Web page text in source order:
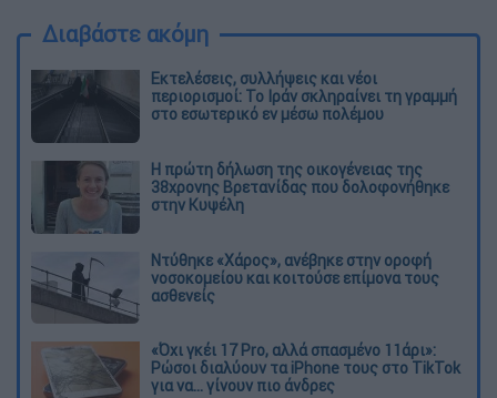
Διαβάστε ακόμη
Εκτελέσεις, συλλήψεις και νέοι
περιορισμοί: Το Ιράν σκληραίνει τη γραμμή
στο εσωτερικό εν μέσω πολέμου
Η πρώτη δήλωση της οικογένειας της
38χρονης Βρετανίδας που δολοφονήθηκε
στην Κυψέλη
Ντύθηκε «Χάρος», ανέβηκε στην οροφή
νοσοκομείου και κοιτούσε επίμονα τους
ασθενείς
«Όχι γκέι 17 Pro, αλλά σπασμένο 11άρι»:
Ρώσοι διαλύουν τα iPhone τους στο TikTok
για να... γίνουν πιο άνδρες